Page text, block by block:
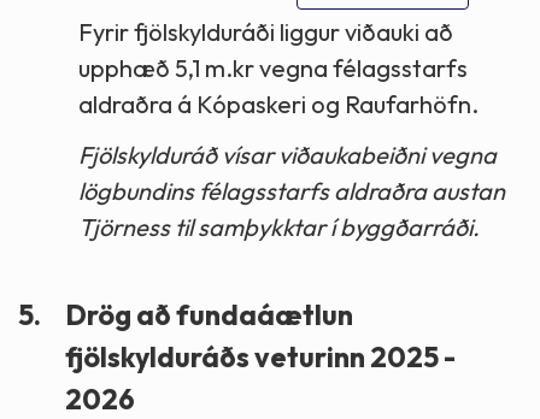
Fyrir fjölskylduráði liggur viðauki að
upphæð 5,1 m.kr vegna félagsstarfs
aldraðra á Kópaskeri og Raufarhöfn.
Fjölskylduráð vísar viðaukabeiðni vegna
lögbundins félagsstarfs aldraðra austan
Tjörness til samþykktar í byggðarráði.
5.
Drög að fundaáætlun
fjölskylduráðs veturinn 2025 -
2026